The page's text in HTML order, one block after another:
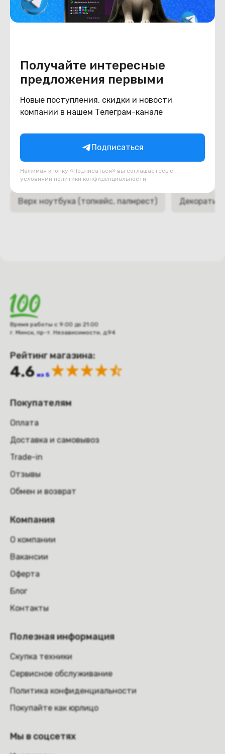
Получайте интересные
предложения первыми
Новые поступления, скидки и новости
компании в нашем Телеграм-канале
Подписаться
Нажимая кнопку «Подписаться» вы соглашаетесь с
условиями политики конфиденциальности
Состояние
Внешний вид
состояние, запрос фото
Похожие товары
Подборки товаров в категории
Верх ноутбука (топкейс, палмрест)
Время работы с 9:00 до 21:00
г. Минск, пр-т. Независимости, д.94
Рейтинг магазина:
4.6 из 5
Покупателям
Оплата
Доставка и самовывоз
Trade-in
Отзывы
Обмен и возврат
Компания
О компании
Вакансии
Оферта
Блог
Контакты
Полезная информация
Скупка техники
Сервисное обслуживание
Политика конфиденциальности
Покупайте как юрлицо
Мы в соцсетях